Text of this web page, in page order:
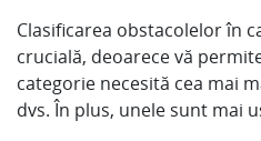
Clasificarea obstacolelor în
crucială, deoarece vă
categorie necesită cea mai
dvs. În plus, unele sunt mai